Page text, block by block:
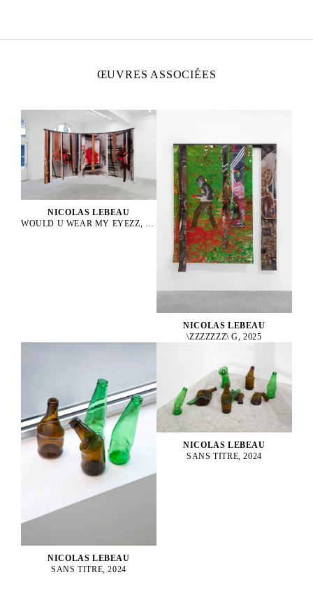
ŒUVRES ASSOCIÉES
NICOLAS LEBEAU
WOULD U WEAR MY EYEZZ, 2025
NICOLAS LEBEAU
\ZZZZZZZ\ G, 2025
NICOLAS LEBEAU
SANS TITRE, 2024
NICOLAS LEBEAU
SANS TITRE, 2024